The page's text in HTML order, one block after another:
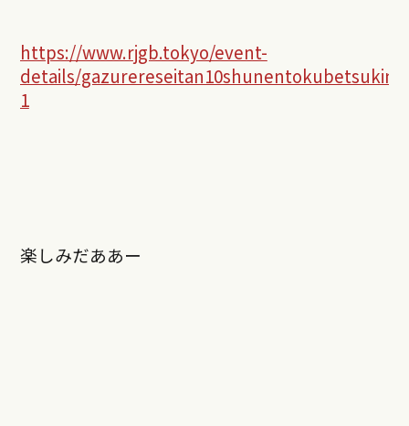
https://www.rjgb.tokyo/event-
details/
1
楽しみだああー